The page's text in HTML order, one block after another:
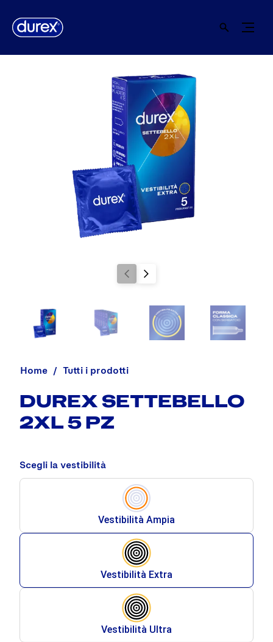
Home Tutti i prodotti
DUREX SETTEBELLO
2XL 5 PZ
Scegli la vestibilità
Vestibilità Ampia
Vestibilità Extra
Vestibilità Ultra